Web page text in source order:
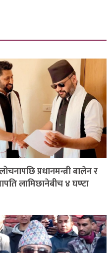
प्रधानमन्त्री बालेन र
लामिछानेबीच ४ घण्टा